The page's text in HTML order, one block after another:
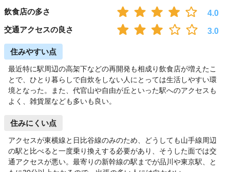
飲食店の多さ
4.0
交通アクセスの良さ
3.0
住みやすい点
最近特に駅周辺の高架下などの再開発も相成り飲食店が増えたこ
とで、ひとり暮らしで自炊をしない人にとっては生活しやすい環
境となった。また、代官山や自由が丘といった駅へのアクセスも
よく、雑貨屋なども多いも良い。
住みにくい点
アクセスが東横線と日比谷線のみのため、どうしても山手線周辺
の駅と比べると一度乗り換えする必要があり、そうした面では交
通アクセスが悪い。最寄りの新幹線の駅までが品川や東京駅、と